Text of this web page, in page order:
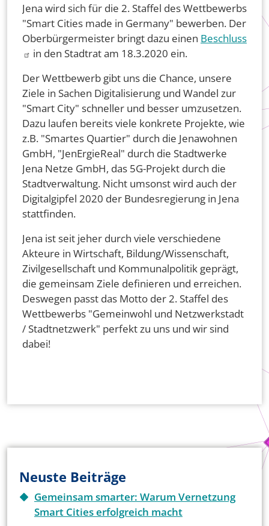
Jena wird sich für die 2. Staffel des Wettbewerbs
"Smart Cities made in Germany" bewerben. Der
Oberbürgermeister bringt dazu einen Beschluss
in den Stadtrat am 18.3.2020 ein.
Der Wettbewerb gibt uns die Chance, unsere
Ziele in Sachen Digitalisierung und Wandel zur
"Smart City" schneller und besser umzusetzen.
Dazu laufen bereits viele konkrete Projekte, wie
z.B. "Smartes Quartier" durch die Jenawohnen
GmbH, "JenErgieReal" durch die Stadtwerke
Jena Netze GmbH, das 5G-Projekt durch die
Stadtverwaltung. Nicht umsonst wird auch der
Digitalgipfel 2020 der Bundesregierung in Jena
stattfinden.
Jena ist seit jeher durch viele verschiedene
Akteure in Wirtschaft, Bildung/Wissenschaft,
Zivilgesellschaft und Kommunalpolitik geprägt,
die gemeinsam Ziele definieren und erreichen.
Deswegen passt das Motto der 2. Staffel des
Wettbewerbs "Gemeinwohl und Netzwerkstadt
/ Stadtnetzwerk" perfekt zu uns und wir sind
dabei!
Neuste Beiträge
Gemeinsam smarter: Warum Vernetzung
Smart Cities erfolgreich macht